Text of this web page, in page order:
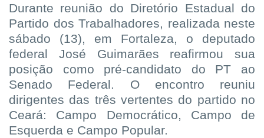
Durante reunião do Diretório Estadual do
Partido dos Trabalhadores, realizada neste
sábado (13), em Fortaleza, o deputado
federal José Guimarães reafirmou sua
posição como pré-candidato do PT ao
Senado Federal. O encontro reuniu
dirigentes das três vertentes do partido no
Ceará: Campo Democrático, Campo de
Esquerda e Campo Popular.